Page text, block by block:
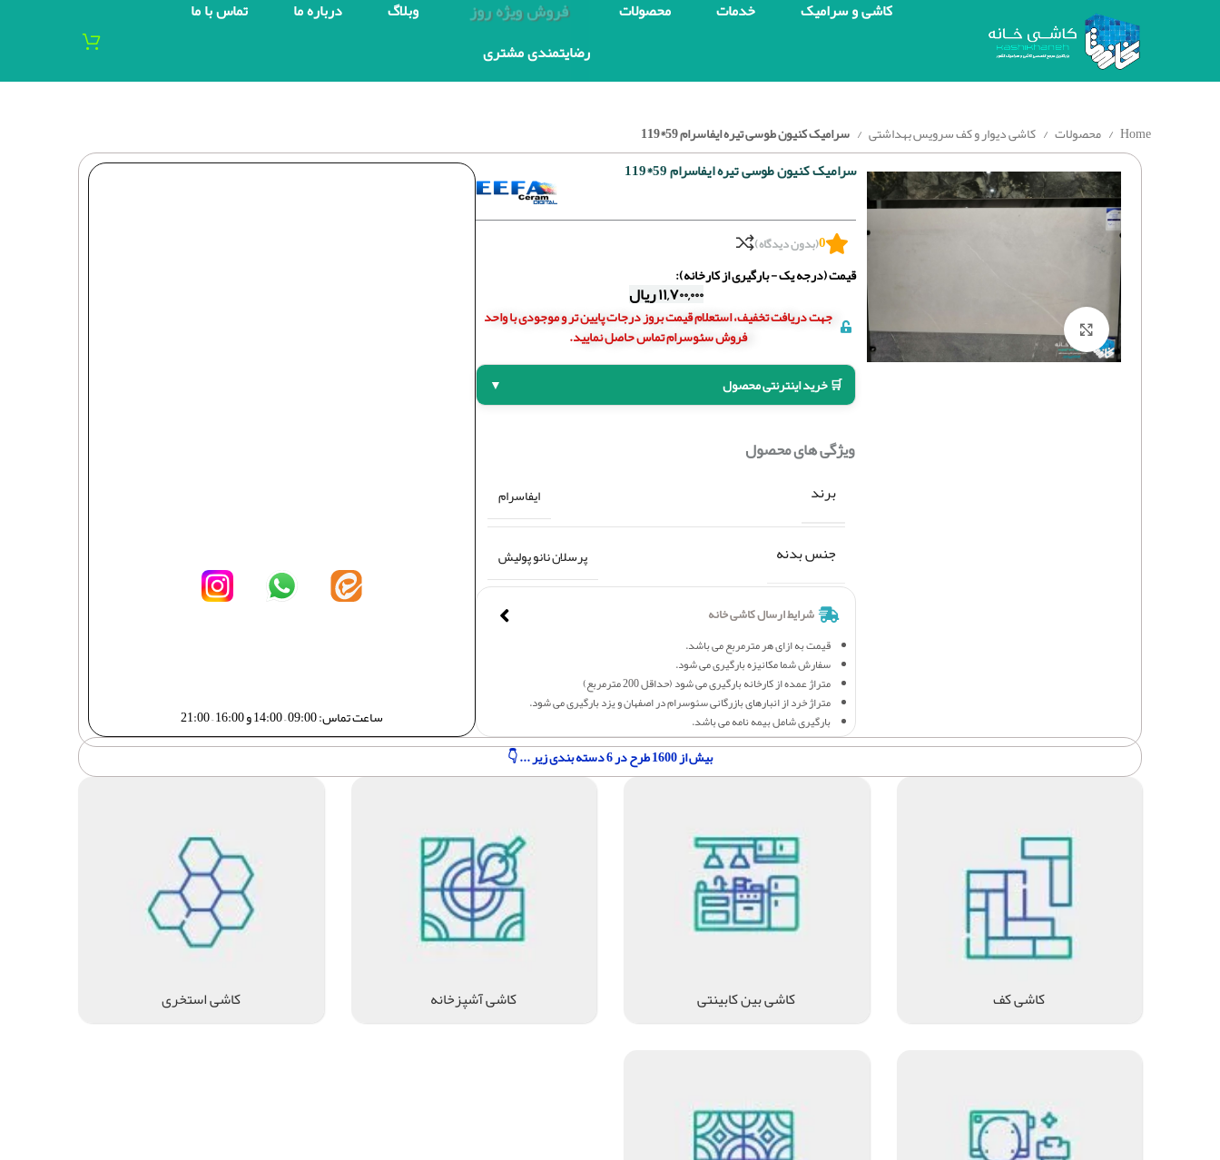
کاشی و سرامیک خدمات محصولات فروش ویژه روز وبلاگ درباره ما تماس با ما
رضایتمندی مشتری
Home محصولات کاشی دیوار و کف سرویس بهداشتی سرامیک کنیون طوسی تیره ایفاسرام 59*119
برای بزرگنمایی کلیک کنید
سرامیک کنیون طوسی تیره ایفاسرام 59*119
0(بدون دیدگاه)
قیمت (درجه یک - بارگیری از کارخانه):
۱۱,۷۰۰,۰۰۰ریال
جهت دریافت تخفیف، استعلام قیمت بروز درجات پایین تر و موجودی با واحد
فروش سئوسرام تماس حاصل نمایید.
🛒 خرید اینترنتی محصول
▼
ویژگی های محصول
برند ایفاسرام
جنس بدنه پرسلان نانو پولیش
قیمت به ازای هر مترمربع می باشد.
سفارش شما مکانیزه بارگیری می شود.
متراژ عمده از کارخانه بارگیری می شود (حداقل 200 مترمربع)
متراژ خرد از انبارهای بازرگانی سئوسرام در اصفهان و یزد بارگیری می شود.
بارگیری شامل بیمه نامه می باشد.
شرایط ارسال کاشی خانه
ساعت تماس: 09:00 – 14:00 و 16:00 – 21:00
بیش از 1600 طرح در 6 دسته بندی زیر ... 👇
کاشی کف کاشی بین کابینتی کاشی آشپزخانه کاشی استخری